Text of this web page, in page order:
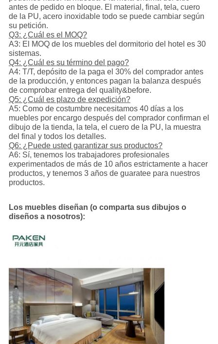
antes de pedido en bloque. El material, final, tela, cuero
de la PU, acero inoxidable todo se puede cambiar según
su petición.
Q3: ¿Cuál es el MOQ?
A3: El MOQ de los muebles del dormitorio del hotel es 30
sistemas.
Q4: ¿Cuál es su término del pago?
A4: T/T, depósito de la paga el 30% del comprador antes
de la producción, y entonces pagan la balanza después
de comprobar entrega del quality&before.
Q5: ¿Cuál es plazo de expedición?
A5: Como de costumbre necesitamos 40 días a los
muebles por encargo después del comprador confirman el
dibujo de la tienda, la tela, el cuero de la PU, la muestra
del final y todos los detalles.
Q6: ¿Puede usted garantizar sus productos?
A6: Sí, tenemos los trabajadores profesionales
experimentados de más de 10 años estrictamente a hacer
productos, y tenemos 3 años de guaratee para nuestros
productos.
Los muebles diseñan (o comparta sus dibujos o
diseños a nosotros):